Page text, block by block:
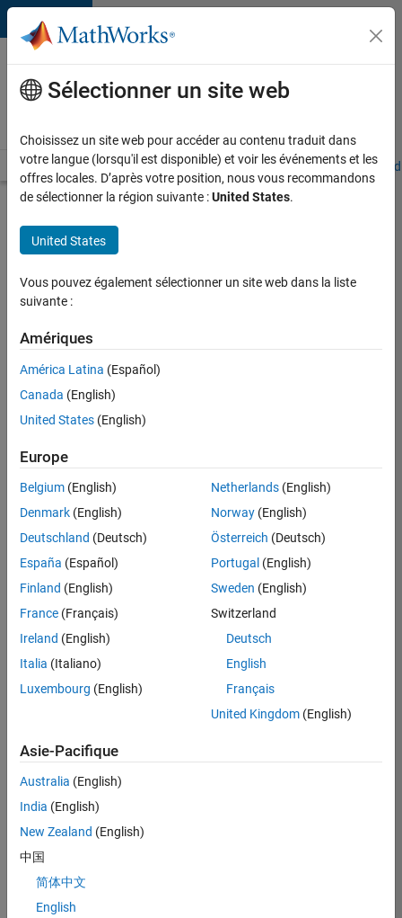
Passer au contenu
Votre
carrière
chez
Accueil Explorer nos opportunités Adresses de nos bureaux
d’autres
offres
Senior
Software
Quality
Engineer
maintenant
Poste:
36935-
Ingénierie
de
la
FR-
Résumé
du
poste
Are you
about
state-of-
Sélectionner un site web
Choisissez un site web pour accéder au contenu traduit dans
votre langue (lorsqu'il est disponible) et voir les événements et les
offres locales. D’après votre position, nous vous recommandons
de sélectionner la région suivante :United States.
United States
Vous pouvez également sélectionner un site web dans la liste
suivante :
Amériques
América Latina (Español)
Canada (English)
United States (English)
Europe
Belgium (English)
Denmark (English)
Deutschland (Deutsch)
España (Español)
Finland (English)
France (Français)
Ireland (English)
Italia (Italiano)
Luxembourg (English)
Netherlands(English)
Norway(English)
Österreich (Deutsch)
Portugal (English)
Sweden (English)
Switzerland
Deutsch
English
Français
United Kingdom(English)
Asie-Pacifique
Australia (English)
India (English)
New Zealand (English)
中国
简体中文
English